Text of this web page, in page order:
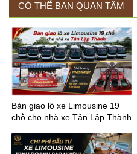
CÓ THỂ BẠN QUAN TÂM
Bàn giao lô xe Limousine 19
chỗ cho nhà xe Tân Lập Thành